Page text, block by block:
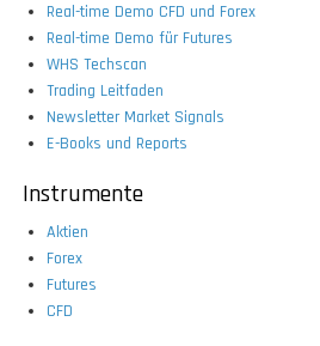
Real-time Demo CFD und Forex
Real-time Demo für Futures
WHS Techscan
Trading Leitfaden
Newsletter Market Signals
E-Books und Reports
Instrumente
Aktien
Forex
Futures
CFD